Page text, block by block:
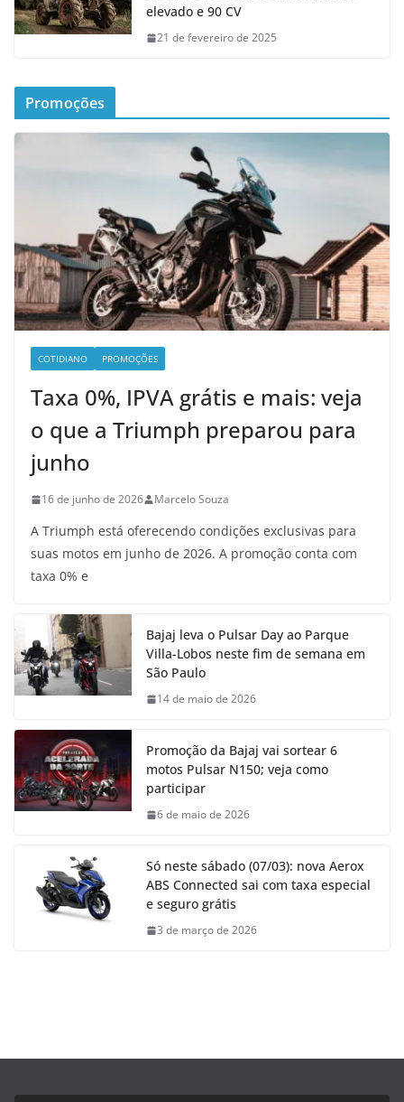
elevado e 90 CV
21 de fevereiro de 2025
Promoções
COTIDIANO PROMOÇÕES
Taxa 0%, IPVA grátis e mais: veja
o que a Triumph preparou para
junho
16 de junho de 2026 Marcelo Souza
A Triumph está oferecendo condições exclusivas para
suas motos em junho de 2026. A promoção conta com
taxa 0% e
Bajaj leva o Pulsar Day ao Parque
Villa-Lobos neste fim de semana em
São Paulo
14 de maio de 2026
Promoção da Bajaj vai sortear 6
motos Pulsar N150; veja como
participar
6 de maio de 2026
Só neste sábado (07/03): nova Aerox
ABS Connected sai com taxa especial
e seguro grátis
3 de março de 2026